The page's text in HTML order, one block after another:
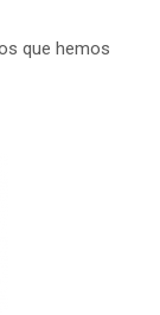
que hemos